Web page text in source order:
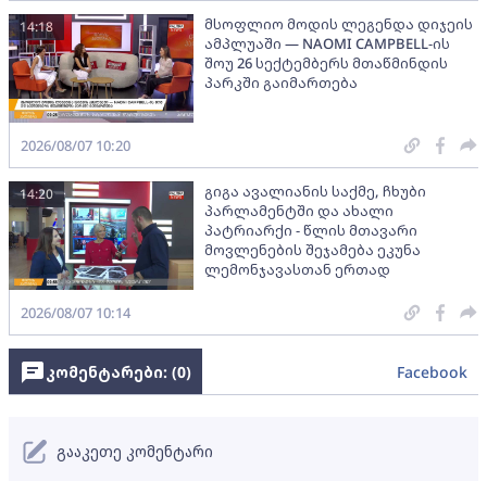
მსოფლიო მოდის ლეგენდა დიჯეის
ამპლუაში — NAOMI CAMPBELL-ის
შოუ 26 სექტემბერს მთაწმინდის
პარკში გაიმართება
14:18
2026/08/07 10:20
გიგა ავალიანის საქმე, ჩხუბი
პარლამენტში და ახალი
პატრიარქი - წლის მთავარი
მოვლენების შეჯამება ეკუნა
ლემონჯავასთან ერთად
14:20
2026/08/07 10:14
კომენტარები: (0) Facebook
გააკეთე კომენტარი